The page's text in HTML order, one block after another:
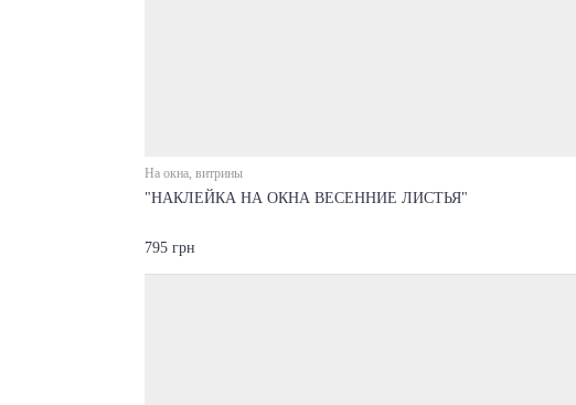
На окна, витрины
"НАКЛЕЙКА НА ОКНА ВЕСЕННИЕ ЛИСТЬЯ"
795 грн